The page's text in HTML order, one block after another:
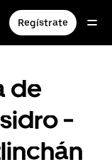
Regístrate
de
-